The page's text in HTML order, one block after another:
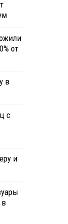
от
в
с
и